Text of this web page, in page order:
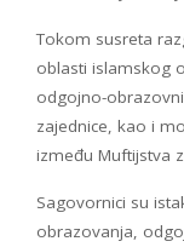
Tokom susreta
oblasti islamskog
odgojno-
zajednice, kao i
između Muftijstva
Sagovornici su
obrazovanja,